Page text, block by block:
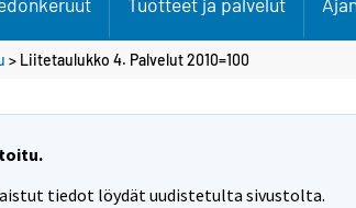
> Liitetaulukko 4. Palvelut 2010=100
tiedot löydät uudistetulta sivustolta.